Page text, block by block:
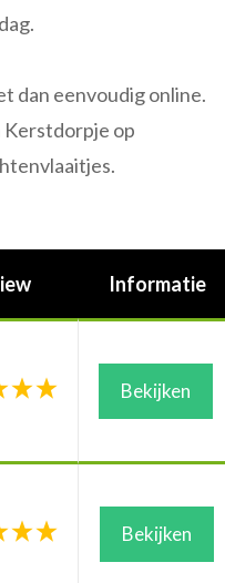
dan eenvoudig online.
Kerstdorpje op
Informatie
Bekijken
Bekijken